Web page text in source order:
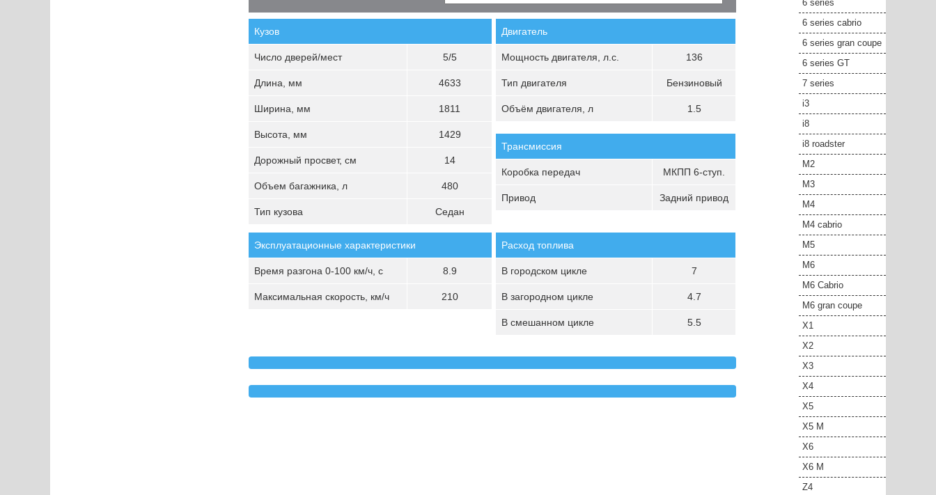
Кузов
Число дверей/мест 5/5
Длина, мм 4633
Ширина, мм 1811
Высота, мм 1429
Дорожный просвет, см 14
Объем багажника, л 480
Тип кузова Седан
Двигатель
Мощность двигателя, л.с. 136
Тип двигателя Бензиновый
Объём двигателя, л 1.5
Трансмиссия
Коробка передач МКПП 6-ступ.
Привод Задний привод
Эксплуатационные характеристики
Время разгона 0-100 км/ч, с 8.9
Максимальная скорость, км/ч 210
Расход топлива
В городском цикле 7
В загородном цикле 4.7
В смешанном цикле 5.5
6 series
6 series cabrio
6 series gran coupe
6 series GT
7 series
i3
i8
i8 roadster
M2
M3
M4
M4 cabrio
M5
M6
M6 Cabrio
M6 gran coupe
X1
X2
X3
X4
X5
X5 M
X6
X6 M
Z4